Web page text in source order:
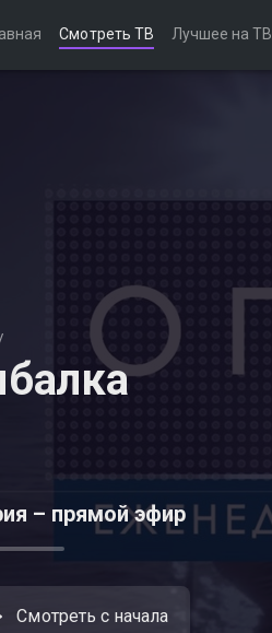
Смотреть ТВ Лучшее на ТВ
– прямой эфир
Смотреть с начала